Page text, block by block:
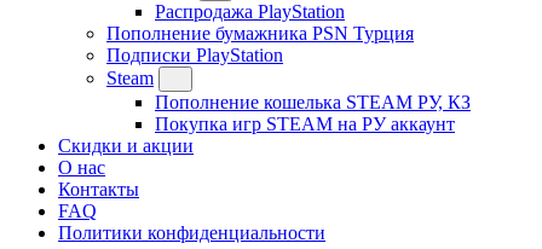
Распродажа PlayStation
Пополнение бумажника PSN Турция
Подписки PlayStation
Steam
Пополнение кошелька STEAM РУ, КЗ
Покупка игр STEAM на РУ аккаунт
Скидки и акции
О нас
Контакты
FAQ
Политики конфиденциальности